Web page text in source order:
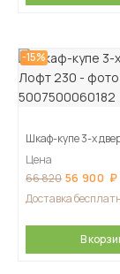
-15%
Шкаф-купе 3-х
Цена
66 820 56 900
Доставка
В